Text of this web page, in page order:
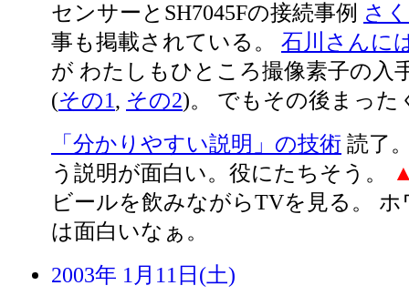
センサーとSH7045Fの接続事例 さ
事も掲載されている。 石川さんに
が わたしもひところ撮像素子の入
(その1, その2)。 でもその後まった
「分かりやすい説明」の技術 読了
う説明が面白い。役にたちそう。
ビールを飲みながらTVを見る。
は面白いなぁ。
2003年 1月11日(土)